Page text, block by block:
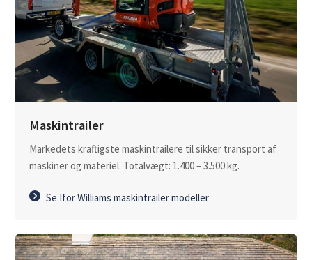
Maskintrailer
Markedets kraftigste maskintrailere til sikker transport af
maskiner og materiel. Totalvægt: 1.400 – 3.500 kg.
Se Ifor Williams maskintrailer modeller